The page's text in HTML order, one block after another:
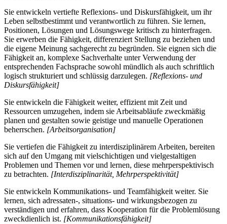
Sie entwickeln vertiefte Reflexions- und Diskursfähigkeit, um ihr
Leben selbstbestimmt und verantwortlich zu führen. Sie lernen,
Positionen, Lösungen und Lösungswege kritisch zu hinterfragen.
Sie erwerben die Fähigkeit, differenziert Stellung zu beziehen und
die eigene Meinung sachgerecht zu begründen. Sie eignen sich die
Fähigkeit an, komplexe Sachverhalte unter Verwendung der
entsprechenden Fachsprache sowohl mündlich als auch schriftlich
logisch strukturiert und schlüssig darzulegen. [Reflexions- und
Diskursfähigkeit]
Sie entwickeln die Fähigkeit weiter, effizient mit Zeit und
Ressourcen umzugehen, indem sie Arbeitsabläufe zweckmäßig
planen und gestalten sowie geistige und manuelle Operationen
beherrschen. [Arbeitsorganisation]
Sie vertiefen die Fähigkeit zu interdisziplinärem Arbeiten, bereiten
sich auf den Umgang mit vielschichtigen und vielgestaltigen
Problemen und Themen vor und lernen, diese mehrperspektivisch
zu betrachten. [Interdisziplinarität, Mehrperspektivität]
Sie entwickeln Kommunikations- und Teamfähigkeit weiter. Sie
lernen, sich adressaten-, situations- und wirkungsbezogen zu
verständigen und erfahren, dass Kooperation für die Problemlösung
zweckdienlich ist. [Kommunikationsfähigkeit]